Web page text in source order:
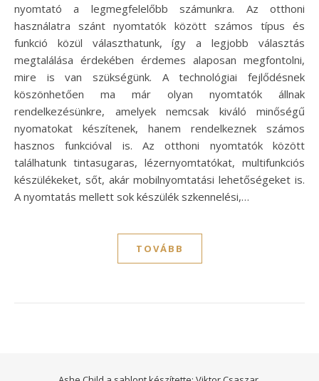
nyomtató a legmegfelelőbb számunkra. Az otthoni
használatra szánt nyomtatók között számos típus és
funkció közül választhatunk, így a legjobb választás
megtalálása érdekében érdemes alaposan megfontolni,
mire is van szükségünk. A technológiai fejlődésnek
köszönhetően ma már olyan nyomtatók állnak
rendelkezésünkre, amelyek nemcsak kiváló minőségű
nyomatokat készítenek, hanem rendelkeznek számos
hasznos funkcióval is. Az otthoni nyomtatók között
találhatunk tintasugaras, lézernyomtatókat, multifunkciós
készülékeket, sőt, akár mobilnyomtatási lehetőségeket is.
A nyomtatás mellett sok készülék szkennelési,…
TOVÁBB